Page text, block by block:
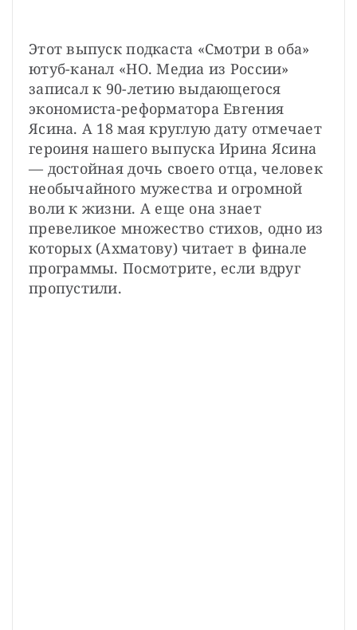
Этот выпуск подкаста «Смотри в оба»
ютуб-канал «НО. Медиа из России»
записал к 90-летию выдающегося
экономиста-реформатора Евгения
Ясина. А 18 мая круглую дату отмечает
героиня нашего выпуска Ирина Ясина
— достойная дочь своего отца, человек
необычайного мужества и огромной
воли к жизни. А еще она знает
превеликое множество стихов, одно из
которых (Ахматову) читает в финале
программы. Посмотрите, если вдруг
пропустили.